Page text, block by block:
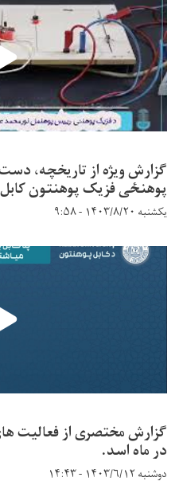
گزارش ویژه از تاریخچه، دست
پوهنځی فزیک پوهنتون کابل:
یکشنبه ۱۴۰۳/۸/۲۰ - ۹:۵۸
گزارش مختصری از فعالیت
در ماه اسد.
دوشنبه ۱۴۰۳/۶/۱۲ - ۱۴:۴۳